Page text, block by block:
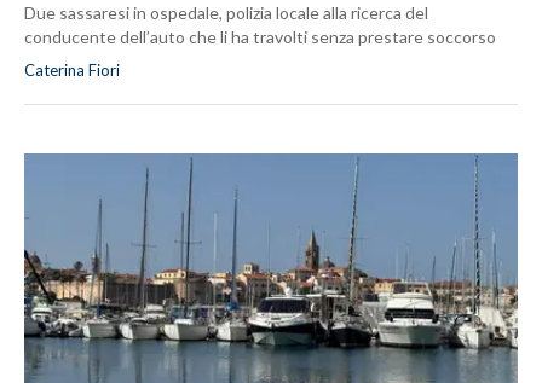
Due sassaresi in ospedale, polizia locale alla ricerca del
conducente dell’auto che li ha travolti senza prestare soccorso
Caterina Fiori